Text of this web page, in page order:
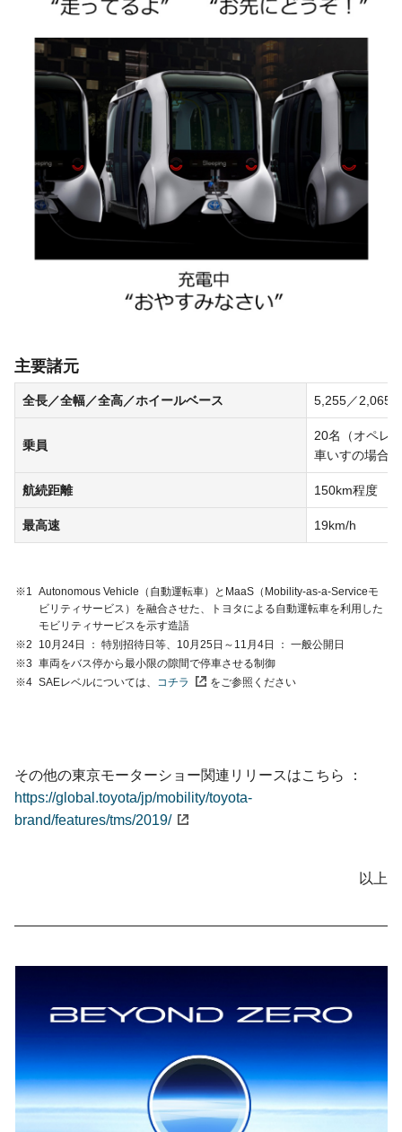
主要諸元
全長／全幅／全高／ホイールベース 5,255／2,065
乗員
20名（オペレ
車いすの場合
航続距離 150km程度
最高速 19km/h
※1 Autonomous Vehicle（自動運転車）とMaaS（Mobility-as-a-Serviceモ
ビリティサービス）を融合させた、トヨタによる自動運転車を利用した
モビリティサービスを示す造語
※2
10月24日 ： 特別招待日等、 10月25日～11月4日 ： 一般公開日
※3 車両をバス停から最小限の隙間で停車させる制御
※4 SAEレベルについては、 コチラ をご参照ください
その他の東京モーターショー関連リリースはこちら
https://global.toyota/jp/mobility/toyota-
brand/features/tms/2019/
以上